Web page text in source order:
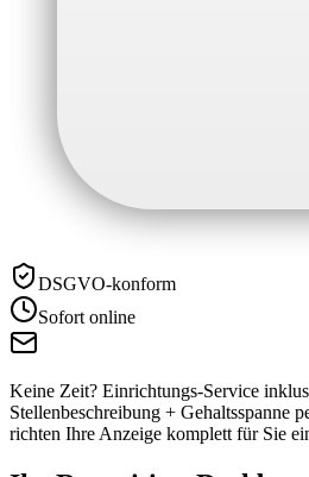
DSGVO-konform
Sofort online
Keine Zeit? Einrichtungs-Service
Stellenbeschreibung + Gehaltsspanne
richten Ihre Anzeige komplett für Sie